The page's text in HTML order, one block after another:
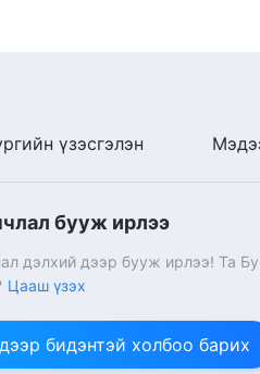
үзэсгэлэн
бууж ирлээ
дэлхий дээр бууж ирлээ! Та
Цааш үзэх
бидэнтэй холбоо барих